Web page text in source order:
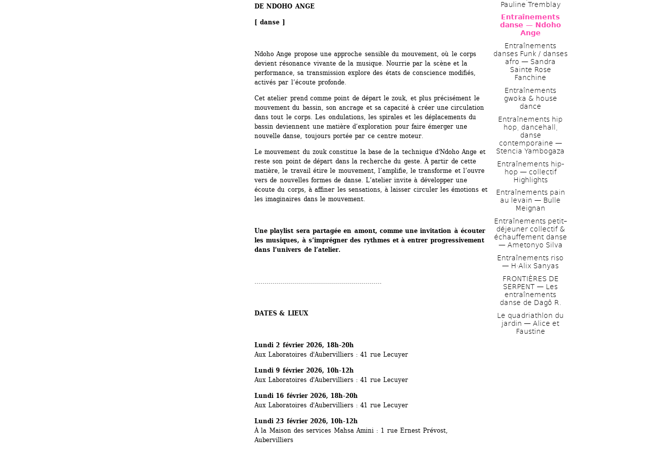
DE NDOHO ANGE
[ danse ]
Ndoho Ange propose une approche sensible du mouvement, où le corps
devient résonance vivante de la musique. Nourrie par la scène et la
performance, sa transmission explore des états de conscience modifiés,
activés par l’écoute profonde.
Cet atelier prend comme point de départ le zouk, et plus précisément le
mouvement du bassin, son ancrage et sa capacité à créer une circulation
dans tout le corps. Les ondulations, les spirales et les déplacements du
bassin deviennent une matière d’exploration pour faire émerger une
nouvelle danse, toujours portée par ce centre moteur.
Le mouvement du zouk constitue la base de la technique d'Ndoho Ange et
reste son point de départ dans la recherche du geste. À partir de cette
matière, le travail étire le mouvement, l’amplifie, le transforme et l’ouvre
vers de nouvelles formes de danse. L’atelier invite à développer une
écoute du corps, à affiner les sensations, à laisser circuler les émotions et
les imaginaires dans le mouvement.
Une playlist sera partagée en amont, comme une invitation à écouter
les musiques, à s’imprégner des rythmes et à entrer progressivement
dans l’univers de l’atelier.
DATES & LIEUX
Lundi 2 février 2026, 18h-20h
Aux Laboratoires d'Aubervilliers : 41 rue Lecuyer
Lundi 9 février 2026, 10h-12h
Aux Laboratoires d'Aubervilliers : 41 rue Lecuyer
Lundi 16 février 2026, 18h-20h
Aux Laboratoires d'Aubervilliers : 41 rue Lecuyer
Lundi 23 février 2026, 10h-12h
À la Maison des services Mahsa Amini : 1 rue Ernest Prévost,
Aubervilliers
Pauline Tremblay
Entraînements
danse — Ndoho
Ange
Entraînements
danses Funk / danses
afro — Sandra
Sainte Rose
Fanchine
Entraînements
gwoka & house
dance
Entraînements hip
hop, dancehall,
danse
contemporaine —
Stencia Yambogaza
Entraînements hip-
hop — collectif
Highlights
Entraînements pain
au levain — Bulle
Meignan
Entraînements petit–
déjeuner collectif &
échauffement danse
— Ametonyo Silva
Entraînements riso
— H·Alix Sanyas
FRONTIÈRES DE
SERPENT — Les
entraînements
danse de Dagô R.
Le quadriathlon du
jardin — Alice et
Faustine